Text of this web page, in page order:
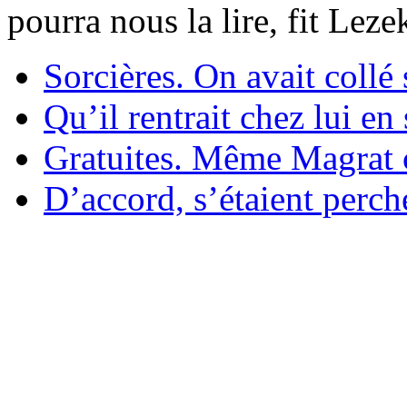
pourra nous la lire, fit
Sorcières. On avait collé
Qu’il rentrait chez lui en
Gratuites. Même Magrat
D’accord, s’étaient